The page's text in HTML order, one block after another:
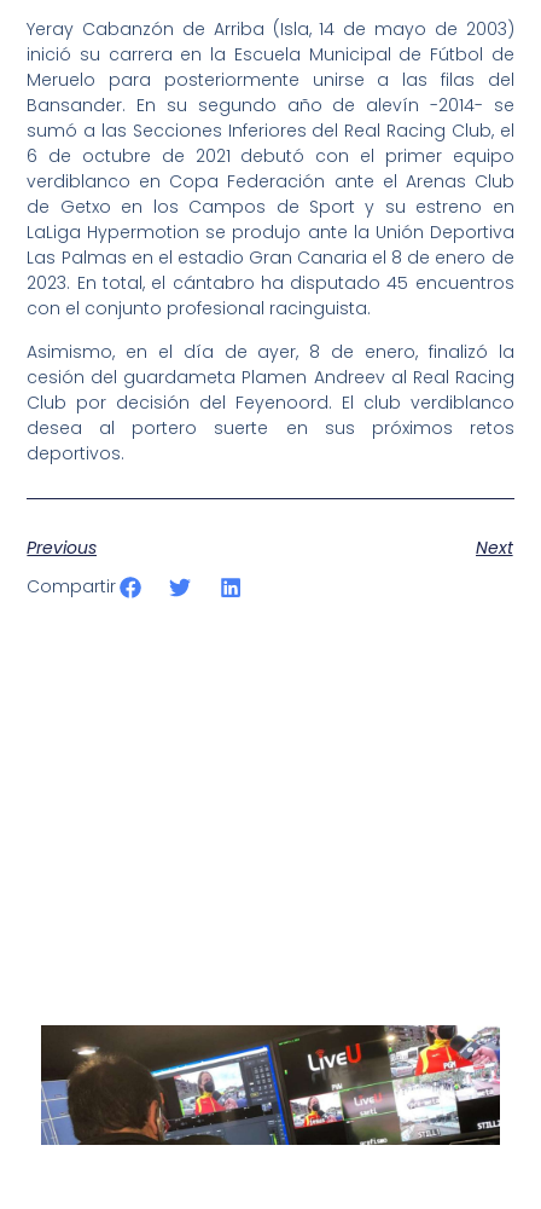
Yeray Cabanzón de Arriba (Isla, 14 de mayo de 2003)
inició su carrera en la Escuela Municipal de Fútbol de
Meruelo para posteriormente unirse a las filas del
Bansander. En su segundo año de alevín -2014- se
sumó a las Secciones Inferiores del Real Racing Club, el
6 de octubre de 2021 debutó con el primer equipo
verdiblanco en Copa Federación ante el Arenas Club
de Getxo en los Campos de Sport y su estreno en
LaLiga Hypermotion se produjo ante la Unión Deportiva
Las Palmas en el estadio Gran Canaria el 8 de enero de
2023. En total, el cántabro ha disputado 45 encuentros
con el conjunto profesional racinguista.
Asimismo, en el día de ayer, 8 de enero, finalizó la
cesión del guardameta Plamen Andreev al Real Racing
Club por decisión del Feyenoord. El club verdiblanco
desea al portero suerte en sus próximos retos
deportivos.
Previous
Next
Compartir